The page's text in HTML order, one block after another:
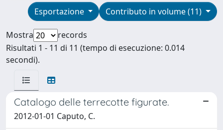
Contributo in volume (11)
Esportazione
Mostra
records
Risultati 1 - 11 di 11 (tempo di esecuzione: 0.014
secondi).
Catalogo delle terrecotte figurate.
2012-01-01 Caputo, C.